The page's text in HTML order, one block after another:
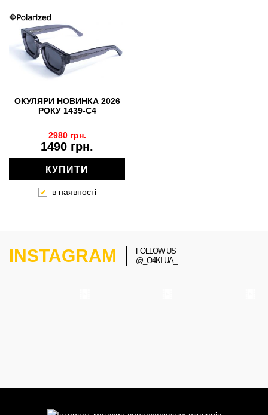
ОКУЛЯРИ НОВИНКА 2026
РОКУ 1439-C4
1490 грн.
2980 грн.
КУПИТИ
в наявності
INSTAGRAM
FOLLOW US
@_O4KI.UA_